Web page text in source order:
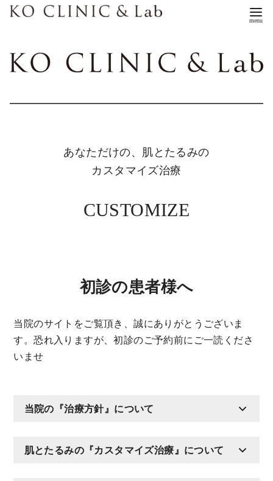
あなただけの、肌とたるみの
カスタマイズ治療
CUSTOMIZE
初診の患者様へ
当院のサイトをご覧頂き、誠にありがとうございま
す。恐れ入りますが、初診のご予約前にご一読くださ
いませ
当院の『治療方針』について
肌とたるみの『カスタマイズ治療』について